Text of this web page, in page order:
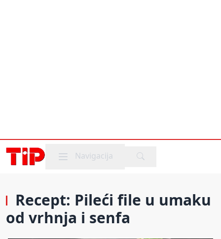
Mobile menu
Navigacija
Recept: Pileći file u umaku
od vrhnja i senfa